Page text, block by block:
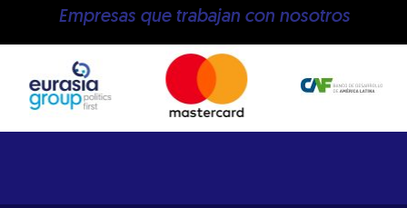
Empresas que trabajan con nosotros